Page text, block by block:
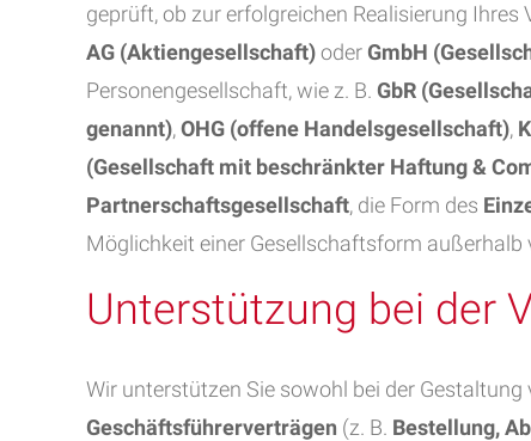
geprüft, ob zur erfolgreichen Realisierung Ihres
AG (Aktiengesellschaft)oderGmbH
Personengesellschaft, wie z. B. GbR
genannt),OHG (offene Handelsgesellschaft),
(Gesellschaft mit beschränkter Haftung &
Partnerschaftsgesellschaft, die Form des
Möglichkeit einer Gesellschaftsform außerhalb
Unterstützung bei der
Wir unterstützen Sie sowohl bei der Gestaltung
Geschäftsführerverträgen (z. B. Bestellung,